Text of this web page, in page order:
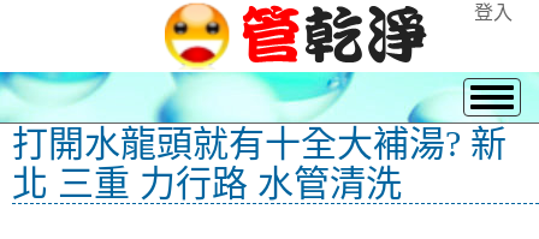
登入
打開水龍頭就有十全大補湯? 新
北 三重 力行路 水管清洗